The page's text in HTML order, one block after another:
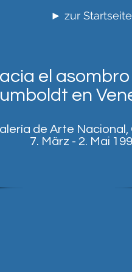
► zur Startseite
el
en
de Arte Nacional,
7. März - 2. Mai